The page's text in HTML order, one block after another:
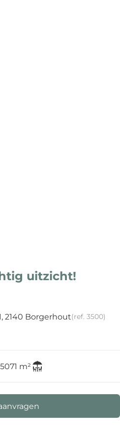
uitzicht!
2140 Borgerhout(ref. 3500)
m²